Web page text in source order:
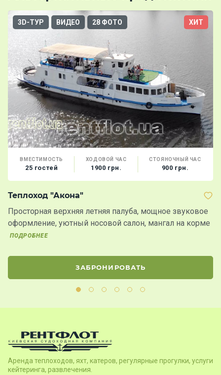
3D-ТУР ВИДЕО 28 ФОТО ХИТ
ВМЕСТИМОСТЬ
25 гостей
ХОДОВОЙ ЧАС
1900 грн.
СТОЯНОЧНЫЙ ЧАС
900 грн.
Теплоход "Акона"
Просторная верхняя летняя палуба, мощное звуковое
оформление, уютный носовой салон, мангал на корме
ПОДРОБНЕЕ
ЗАБРОНИРОВАТЬ
Аренда теплоходов, яхт, катеров, регулярные прогулки, услуги
кейтеринга, развлечения.